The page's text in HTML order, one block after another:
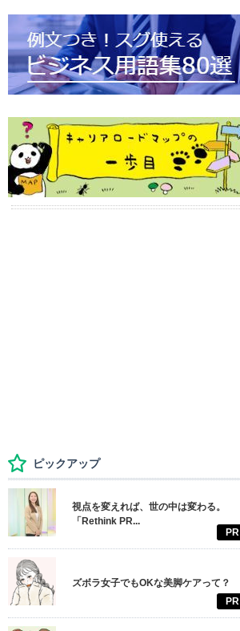
ピックアップ
視点を変えれば、世の中は変わる。
「Rethink PR...
PR
ズボラ女子でもOKな美脚ケアって？
PR